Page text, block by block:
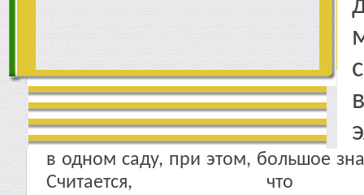
в одном саду, при этом, большое
Считается,